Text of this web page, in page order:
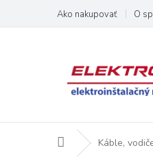
obsah
Ako nakupovať O
DomovKáble,